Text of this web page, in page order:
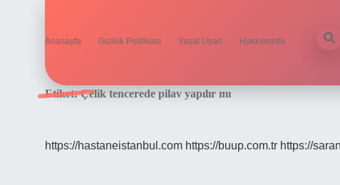
Anasayfa Gizlilik Politikası Yasal Uyarı Hakkımızda
Etiket:Çelik tencerede pilav yapılır mı
https://hastaneistanbul.com https://buup.com.tr https://